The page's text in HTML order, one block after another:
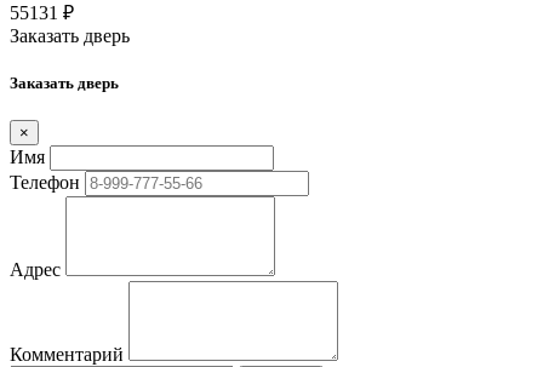
55131 ₽
Заказать дверь
Заказать дверь
×
Имя
Телефон
Адрес
Комментарий